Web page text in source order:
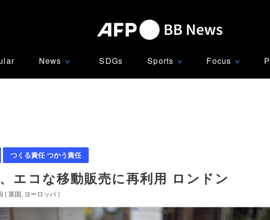
News ∨ SDGs Sports ∨ Focus ∨
つくる責任 つかう責任
エコな移動販売に再利用 ロンドン
[ 英国 ヨーロッパ ]